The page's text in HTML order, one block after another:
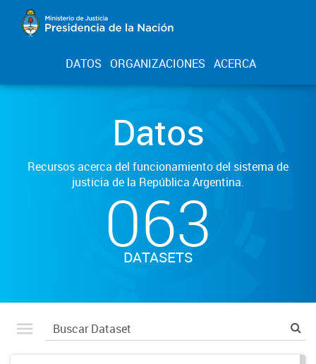
DATOS ORGANIZACIONES ACERCA
Datos
Recursos acerca del funcionamiento del sistema de
justicia de la República Argentina.
063
DATASETS